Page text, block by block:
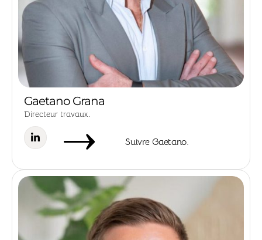
Gaetano Grana
Directeur travaux.
Suivre Gaetano.